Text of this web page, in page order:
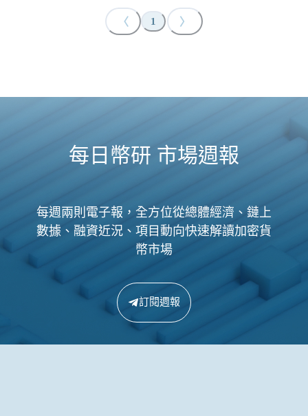
〈 1 〉
每日幣研 市場週報
每週兩則電子報，全方位從總體經濟、鏈上
數據、融資近況、項目動向快速解讀加密貨
幣市場
訂閱週報